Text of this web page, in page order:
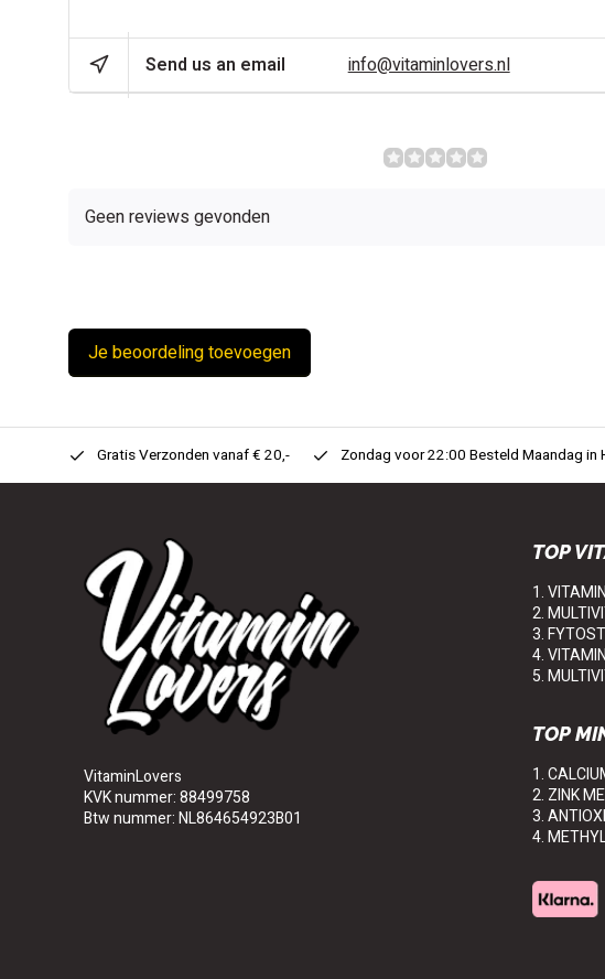
Send us an email info@vitaminlovers.nl
Geen reviews gevonden
Je beoordeling toevoegen
Gratis Verzonden vanaf € 20,- Zondag voor 22:00 Besteld Maandag in
VitaminLovers
KVK nummer: 88499758
Btw nummer: NL864654923B01
TOP
1.
2.
3.
4.
5.
TOP
1.
2. ZINK
3.
4.